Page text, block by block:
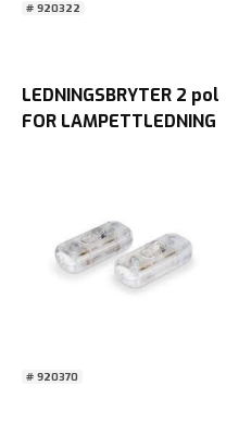
# 920322
LEDNINGSBRYTER 2 pol
FOR LAMPETTLEDNING
# 920370